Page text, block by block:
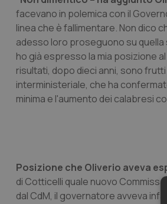
facevano in polemica con il
linea che è fallimentare. Non dico
adesso loro proseguono su quella
ho già espresso la mia posizione
risultati, dopo dieci anni, sono
interministeriale, che ha
minima e l'aumento dei calabresi
Posizione che Oliverio aveva
di Cotticelli quale nuovo
dal CdM, il governatore avveva